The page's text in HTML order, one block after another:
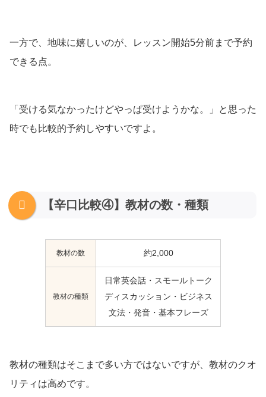
一方で、地味に嬉しいのが、レッスン開始5分前まで予約
できる点。
「受ける気なかったけどやっぱ受けようかな。」と思った
時でも比較的予約しやすいですよ。
【辛口比較④】教材の数・種類
教材の数 約2,000
教材の種類
日常英会話・スモールトーク
ディスカッション・ビジネス
文法・発音・基本フレーズ
教材の種類はそこまで多い方ではないですが、教材のクオ
リティは高めです。